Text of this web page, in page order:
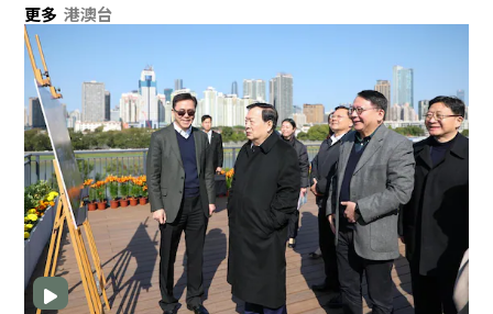
更多 港澳台